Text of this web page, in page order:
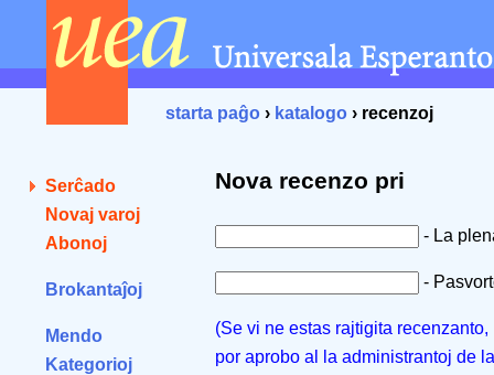
starta paĝo › katalogo › recenzoj
Serĉado
Novaj varoj
Abonoj
Brokantaĵoj
Mendo
Kategorioj
Nova recenzo pri
- La
-
(Se vi ne estas rajtigita
por aprobo al la administrantoj de